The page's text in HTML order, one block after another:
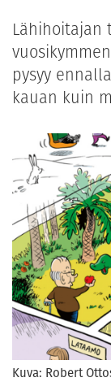
Lähihoitajan
pysyy
kauan kuin
Kuva: Robert